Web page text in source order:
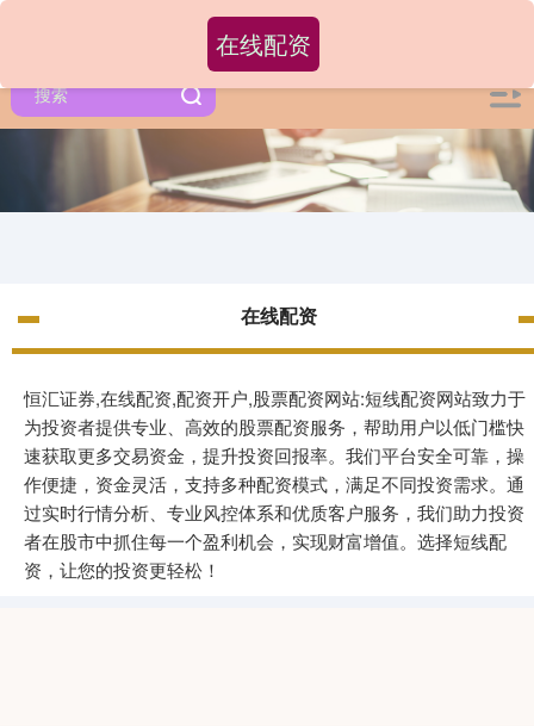
在线配资
恒汇证券,在线配资,配资开户,股票配资网站:短线配资网站致力于
为投资者提供专业、高效的股票配资服务，帮助用户以低门槛快
速获取更多交易资金，提升投资回报率。我们平台安全可靠，操
作便捷，资金灵活，支持多种配资模式，满足不同投资需求。通
过实时行情分析、专业风控体系和优质客户服务，我们助力投资
者在股市中抓住每一个盈利机会，实现财富增值。选择短线配
资，让您的投资更轻松！
在线配资